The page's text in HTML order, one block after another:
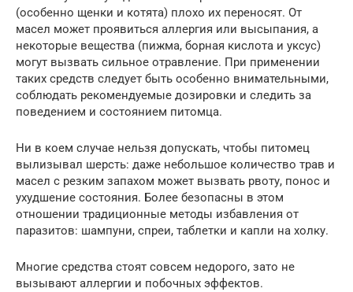
(особенно щенки и котята) плохо их переносят. От
масел может проявиться аллергия или высыпания, а
некоторые вещества (пижма, борная кислота и уксус)
могут вызвать сильное отравление. При применении
таких средств следует быть особенно внимательными,
соблюдать рекомендуемые дозировки и следить за
поведением и состоянием питомца.
Ни в коем случае нельзя допускать, чтобы питомец
вылизывал шерсть: даже небольшое количество трав и
масел с резким запахом может вызвать рвоту, понос и
ухудшение состояния. Более безопасны в этом
отношении традиционные методы избавления от
паразитов: шампуни, спреи, таблетки и капли на холку.
Многие средства стоят совсем недорого, зато не
вызывают аллергии и побочных эффектов.